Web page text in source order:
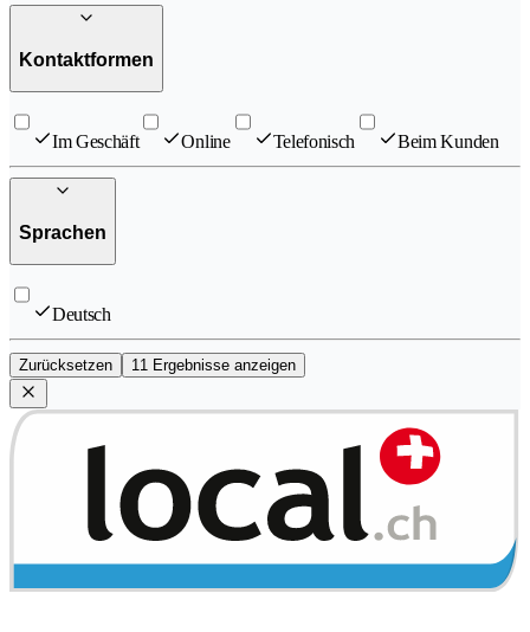
Kontaktformen
Im Geschäft Online Telefonisch Beim Kunden
Sprachen
Deutsch
Zurücksetzen 11 Ergebnisse anzeigen